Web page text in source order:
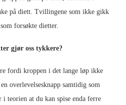
på diett. Tvillingene som ikke gikk
forsøkte dietter.
gjør oss tykkere?
fordi kroppen i det lange løp ikke
overlevelsesknapp samtidig som
i teorien at du kan spise enda ferre